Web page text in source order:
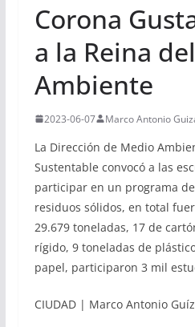
Corona
a la Reina
Ambiente
2023-06-07 Marco Antonio
La Dirección de Medio
Sustentable convocó a las
participar en un programa
residuos sólidos, en total
29.679 toneladas, 17 de
rígido, 9 toneladas de
papel, participaron 3 mil
CIUDAD | Marco Antonio